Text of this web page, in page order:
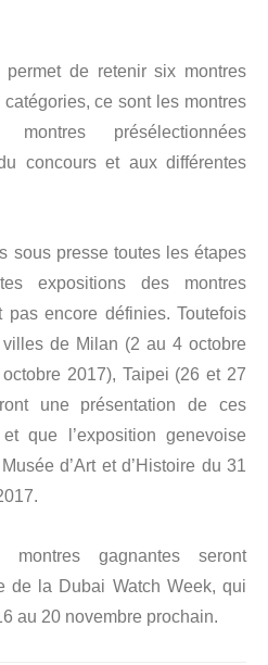
de retenir six montres
ce sont les montres
montres présélectionnées
concours et aux différentes
sous presse toutes les étapes
expositions des montres
pas encore définies. Toutefois
de Milan (2 au 4 octobre
2017), Taipei (26 et 27
une présentation de ces
que l’exposition genevoise
d’Art et d’Histoire du 31
gagnantes seront
de la Dubai Watch Week, qui
au 20 novembre prochain.